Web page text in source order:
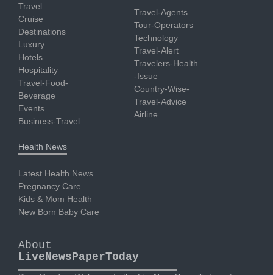
Travel
Cruise
Destinations
Luxury
Hotels
Hospitality
Travel-Food-
Beverage
Events
Business-Travel
Travel-Agents
Tour-Operators
Technology
Travel-Alert
Travelers-Health
-Issue
Country-Wise-
Travel-Advice
Airline
Health News
Latest Health News
Pregnancy Care
Kids & Mom Health
New Born Baby Care
About
LiveNewsPaperToday